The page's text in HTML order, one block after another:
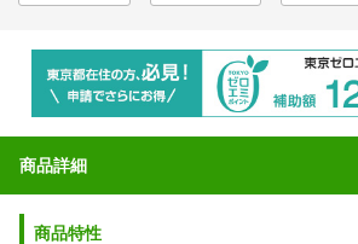
商品詳細
商品特性